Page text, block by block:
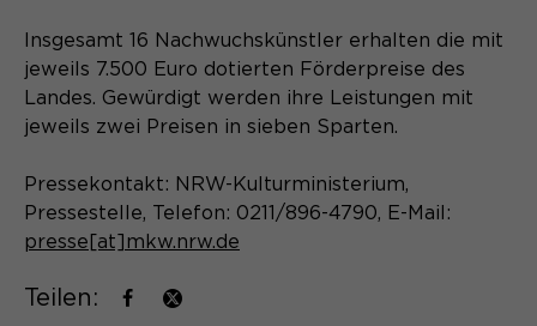
Laufzeit
Der Session Cookie wird beim
Schließen des Browsers wieder
PHPs Standard Sitzungs- Identifikation
Name _pk_ref.*
Anbieter Matomo
Laufzeit 6 Monate
Zweck Speichert die Herkunft des Besuchers.
Insgesamt 16 Nachwuchskünstler erhalten die mit
jeweils 7.500 Euro dotierten Förderpreise des
Landes. Gewürdigt werden ihre Leistungen mit
jeweils zwei Preisen in sieben Sparten.
Pressekontakt: NRW-Kulturministerium,
Pressestelle, Telefon: 0211/896-4790, E-Mail:
presse[at]mkw.nrw.de
Teilen: